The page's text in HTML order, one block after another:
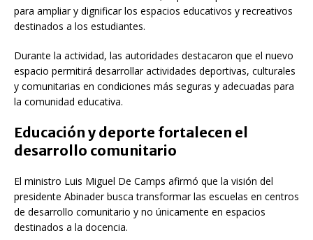
para ampliar y dignificar los espacios educativos y recreativos
destinados a los estudiantes.
Durante la actividad, las autoridades destacaron que el nuevo
espacio permitirá desarrollar actividades deportivas, culturales
y comunitarias en condiciones más seguras y adecuadas para
la comunidad educativa.
Educación y deporte fortalecen el
desarrollo comunitario
El ministro Luis Miguel De Camps afirmó que la visión del
presidente Abinader busca transformar las escuelas en centros
de desarrollo comunitario y no únicamente en espacios
destinados a la docencia.